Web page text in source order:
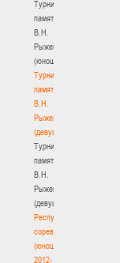
Турнир
памяти
В.Н.
Рыженкова
(юноши)
Турнир
памяти
В.Н.
Рыженкова
(девушки)
Турнир
памяти
В.Н.
Рыженкова
(девушки)
Республиканские
соревнования
(юноши)
2012-